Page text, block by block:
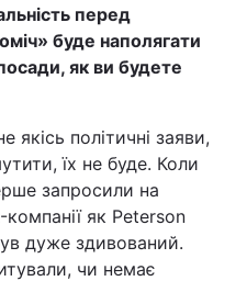
перед
буде наполягати
як ви будете
якісь політичні заяви,
їх не буде. Коли
запросили на
компанії як Peterson
дуже здивований.
чи немає